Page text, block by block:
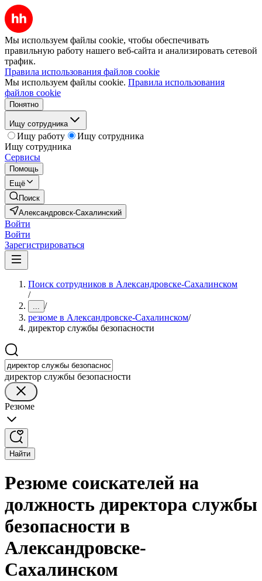
Мы используем файлы cookie, чтобы обеспечивать
правильную работу нашего веб-сайта и анализировать сетевой
трафик.
Правила использования файлов cookie
Мы используем файлы cookie. Правила использования
файлов cookie
Понятно
Ищу сотрудника
Ищу работу
Ищу сотрудника
Ищу сотрудника
Сервисы
Помощь
Ещё
Поиск
Александровск-Сахалинский
Войти
Войти
Зарегистрироваться
Поиск сотрудников в Александровске-Сахалинском
/
... /
резюме в Александровске-Сахалинском/
директор службы безопасности
директор службы безопасности
Резюме
Найти
Резюме соискателей на
должность директора службы
безопасности в
Александровске-
Сахалинском